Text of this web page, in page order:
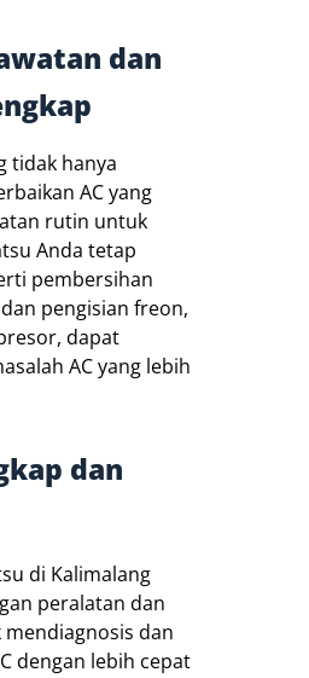
dan
tidak hanya
AC yang
rutin untuk
Anda tetap
pembersihan
pengisian freon,
dapat
AC yang lebih
dan
di Kalimalang
peralatan dan
dan
dengan lebih cepat